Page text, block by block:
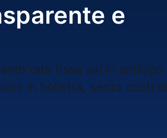
e
rata fissa sai in anticipo
in bolletta, senza costi di